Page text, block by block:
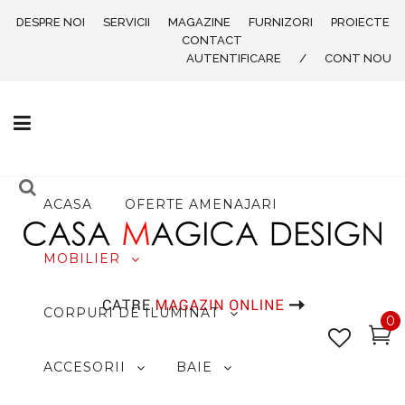
DESPRE NOI SERVICII MAGAZINE FURNIZORI
PROIECTE
CONTACT
AUTENTIFICARE
/ CONT NOU
0
ACASA OFERTE AMENAJARI
MOBILIER
CORPURI DE ILUMINAT
ACCESORII BAIE